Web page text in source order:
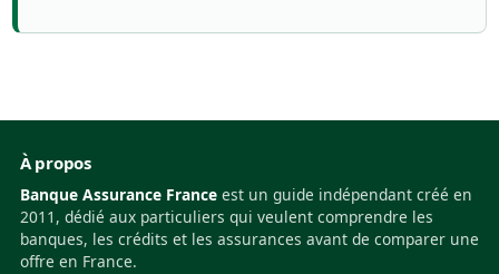
À propos
Banque Assurance France est un guide indépendant créé en
2011, dédié aux particuliers qui veulent comprendre les
banques, les crédits et les assurances avant de comparer une
offre en France.